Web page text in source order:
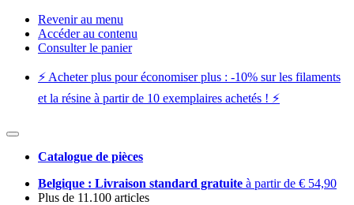
Revenir au menu
Accéder au contenu
Consulter le panier
⚡️ Acheter plus pour économiser plus : -10% sur les filaments
et la résine à partir de 10 exemplaires achetés ! ⚡️
Catalogue de pièces
Belgique : Livraison standard gratuite à partir de € 54,90
Plus de 11.100 articles